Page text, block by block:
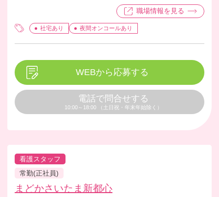
や処置の他、入居者様からの健康相談
などが主な仕事になっております。 ３F
に簡易的な機能訓練室があり、ご入居
す。
職場情報を見る
社宅あり 夜間オンコールあり
WEBから応募する
電話で問合せする
10:00～18:00 （土日祝・年末年始除く）
看護スタッフ
常勤(正社員)
まどかさいたま新都心